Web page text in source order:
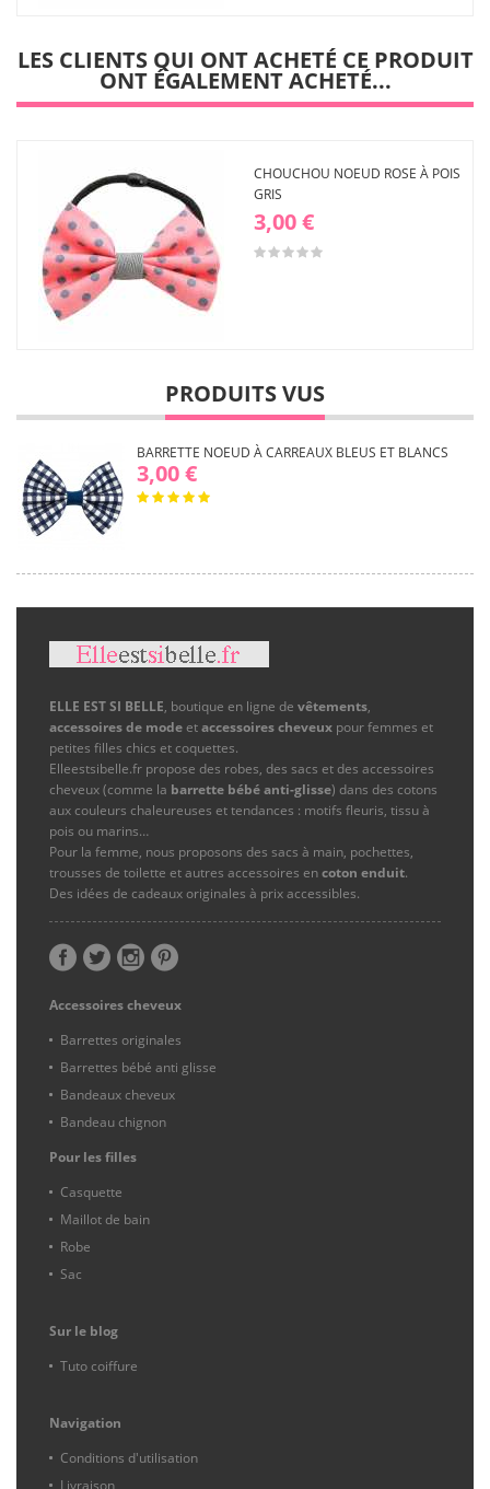
d'envies
LES CLIENTS QUI ONT ACHETÉ CE PRODUIT
ONT ÉGALEMENT ACHETÉ...
CHOUCHOU NOEUD ROSE À POIS
GRIS
3,00 €
PRODUITS VUS
BARRETTE NOEUD À CARREAUX BLEUS ET BLANCS
3,00 €
ELLE EST SI BELLE, boutique en ligne de vêtements,
accessoires de mode etaccessoires cheveux pour femmes et
petites filles chics et coquettes.
Elleestsibelle.fr propose des robes, des sacs et des accessoires
cheveux (comme la barrette bébé anti-glisse) dans des cotons
aux couleurs chaleureuses et tendances : motifs fleuris, tissu à
pois ou marins…
Pour la femme, nous proposons des sacs à main, pochettes,
trousses de toilette et autres accessoires encoton enduit.
Des idées de cadeaux originales à prix accessibles.
Accessoires cheveux
Barrettes originales
Barrettes bébé anti glisse
Bandeaux cheveux
Bandeau chignon
Pour les filles
Casquette
Maillot de bain
Robe
Sac
Sur le blog
Tuto coiffure
Navigation
Conditions d'utilisation
Livraison